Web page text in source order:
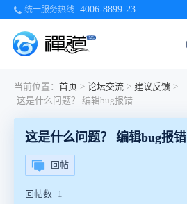
统一服务热线 4006-8899-23
当前位置： 首页 > 论坛交流 > 建议反馈 >
这是什么问题？ 编辑bug报错
这是什么问题？ 编辑bug报错
回帖
回帖数 1